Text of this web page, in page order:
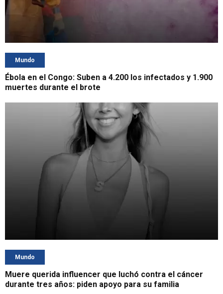
Mundo
Ébola en el Congo: Suben a 4.200 los infectados y 1.900
muertes durante el brote
Mundo
Muere querida influencer que luchó contra el cáncer
durante tres años: piden apoyo para su familia